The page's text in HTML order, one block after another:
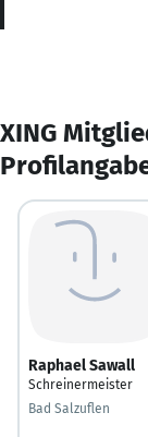
XING
Raphael Sawall
Schreinermeister
Bad Salzuflen